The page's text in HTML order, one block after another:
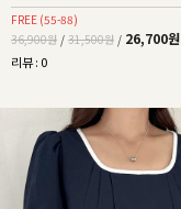
FREE (55-88)
36,900원 / 31,500원 / 26,700원
리뷰 : 0